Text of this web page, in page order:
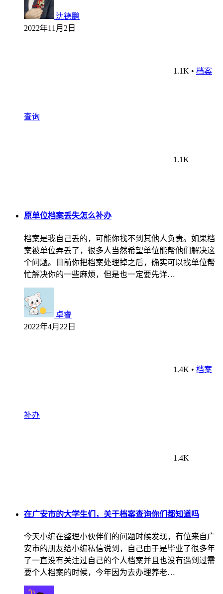
沈德鹏
2022年11月2日
1.1K • 档案
查询
1.1K
原单位档案丢失怎么补办
档案是我自己丢的，可能你找不到其他人负责。如果档
案被单位弄丢了，很多人当然希望单位能帮他们解决这
个问题。目前你把档案处理掉之后，确实可以找单位帮
忙解决你的一些麻烦，但是也一定要先详…
卓睿
2022年4月22日
1.4K • 档案
补办
1.4K
在广安市的大学生们，关于档案查询你们都知道吗
今天小编在整理小伙伴们的问题时候发现，有位来自广
安市的朋友给小编私信说到，自己由于是毕业了很多年
了一直没有关注过自己的个人档案并且也没有遇到过需
要个人档案的时候，今年因为去办理养老…